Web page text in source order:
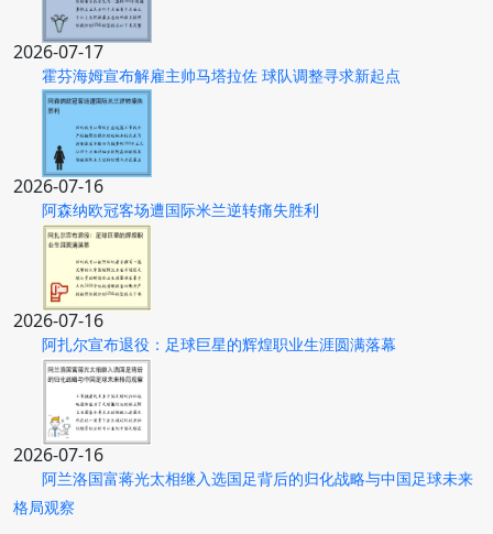
2026-07-17
霍芬海姆宣布解雇主帅马塔拉佐 球队调整寻求新起点
2026-07-16
阿森纳欧冠客场遭国际米兰逆转痛失胜利
2026-07-16
阿扎尔宣布退役：足球巨星的辉煌职业生涯圆满落幕
2026-07-16
阿兰洛国富蒋光太相继入选国足背后的归化战略与中国足球未来
格局观察